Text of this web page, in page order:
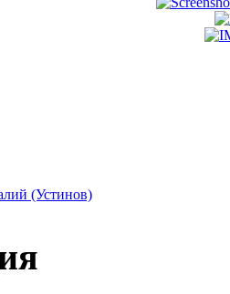
(Устинов)